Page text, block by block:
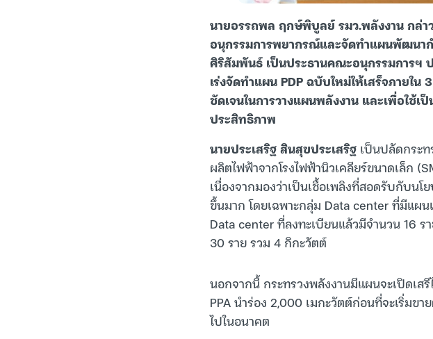
นายอรรถพล ฤกษ์พิบูลย์ รมว.พลังงาน กล่า
อนุกรรมการพยากรณ์และจัดทำแผนพัฒนา
ศิริสัมพันธ์ เป็นประธานคณะอนุกรรมการฯ
เร่งจัดทำแผน PDP ฉบับใหม่ให้เสร็จภายใ
ชัดเจนในการวางแผนพลังงาน และเพื่อใช้
ประสิทธิภาพ
นายประเสริฐ สินสุขประเสริฐ เป็นปลัดกระ
ผลิตไฟฟ้าจากโรงไฟฟ้านิวเคลียร์ขนาดเล็ก
เนื่องจากมองว่าเป็นเชื้อเพลิงที่สอดรับกับน
ขึ้นมาก โดยเฉพาะกลุ่ม Data center ที่มีแผน
Data center ที่ลงทะเบียนแล้วมีจำนวน 16
30 ราย รวม 4 กิกะวัตต์
นอกจากนี้ กระทรวงพลังงานมีแผนจะเปิดเ
PPA นำร่อง 2,000 เมกะวัตต์ก่อนที่จะเริ่มข
ไปในอนาคต